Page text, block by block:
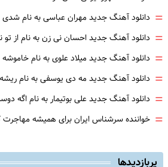
= دانلود آهنگ جدید مهران عباسی به نام شدی
= دانلود آهنگ جدید احسان نی زن به نام از تو
= دانلود آهنگ جدید میلاد علوی به نام
= دانلود آهنگ جدید مه دی یوسفی به نام
= دانلود آهنگ جدید علی بوتیمار به نام اگه
= خواننده سرشناس ایران برای همیشه مهاجرت
پربازدیدها